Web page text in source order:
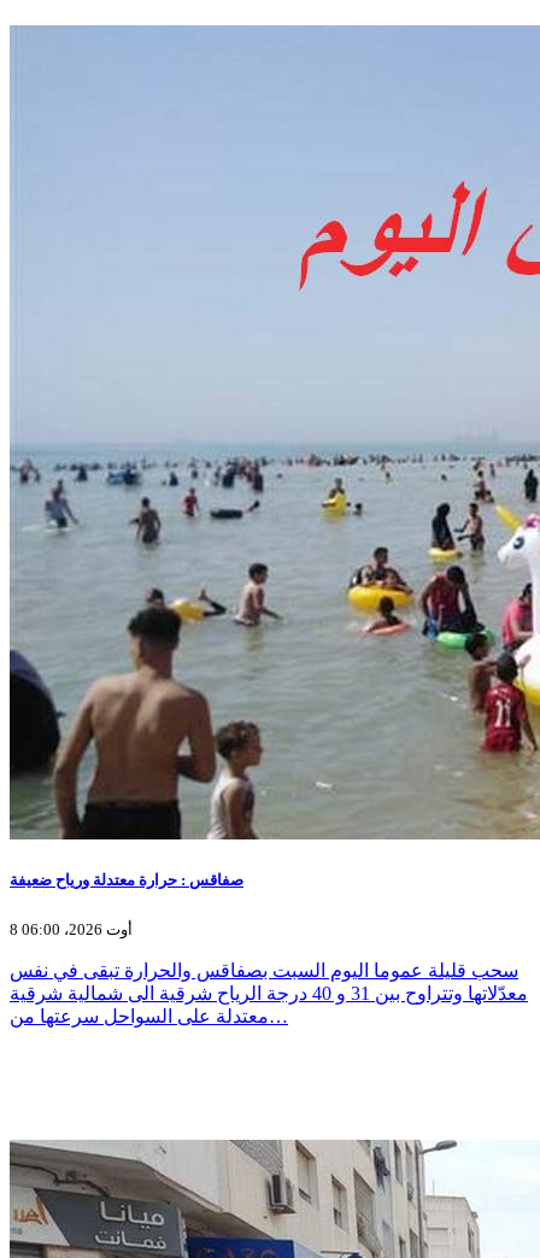
صفاقس : حرارة معتدلة ورياح ضعيفة
8 أوت 2026، 06:00
سحب قليلة عموما اليوم السبت بصفاقس والحرارة تبقى في نفس
معدّلاتها وتتراوح بين 31 و 40 درجة الرياح شرقية الى شمالية شرقية
معتدلة على السواحل سرعتها من…